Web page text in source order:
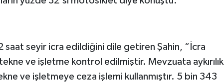
saat seyir icra edildiğini dile getiren Şahin, “İcra
ve işletme kontrol edilmiştir. Mevzuata aykırılık
ve işletmeye ceza işlemi kullanmıştır. 5 bin 343